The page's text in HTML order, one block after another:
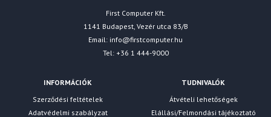
First Computer Kft.
1141 Budapest, Vezér utca 83/B
Email: info@firstcomputer.hu
Tel: +36 1 444-9000
INFORMÁCIÓK
Szerződési feltételek
Adatvédelmi szabályzat
TUDNIVALÓK
Átvételi lehetőségek
Elállási/Felmondási tájékoztató